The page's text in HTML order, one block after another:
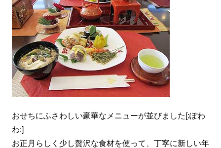
おせちにふさわしい豪華なメニューが並びました[:ぽわ
わ:]
お正月らしく少し贅沢な食材を使って、丁寧に新しい年